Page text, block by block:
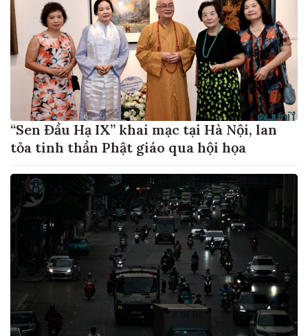
“Sen Đầu Hạ IX” khai mạc tại Hà Nội, lan
tỏa tinh thần Phật giáo qua hội họa